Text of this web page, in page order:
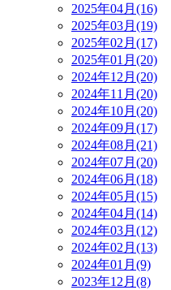
2025年04月(16)
2025年03月(19)
2025年02月(17)
2025年01月(20)
2024年12月(20)
2024年11月(20)
2024年10月(20)
2024年09月(17)
2024年08月(21)
2024年07月(20)
2024年06月(18)
2024年05月(15)
2024年04月(14)
2024年03月(12)
2024年02月(13)
2024年01月(9)
2023年12月(8)